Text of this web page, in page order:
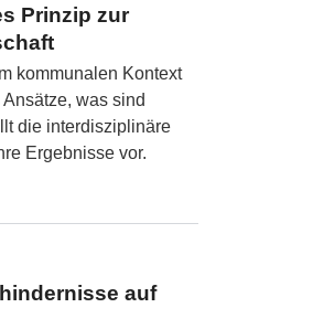
Prinzip zur
kommunalen Kontext
was sind
die interdisziplinäre
Ergebnisse vor.
auf